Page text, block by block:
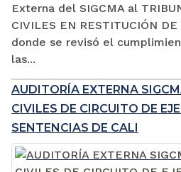
Externa del SIGCMA al
CIVILES EN RESTITUCIÓN
donde se revisó el
las...
AUDITORÍA EXTERNA
CIVILES DE CIRCUITO DE
SENTENCIAS DE CALI